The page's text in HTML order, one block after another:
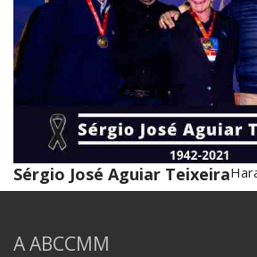
Sérgio José Aguiar Teixeira
A ABCCMM